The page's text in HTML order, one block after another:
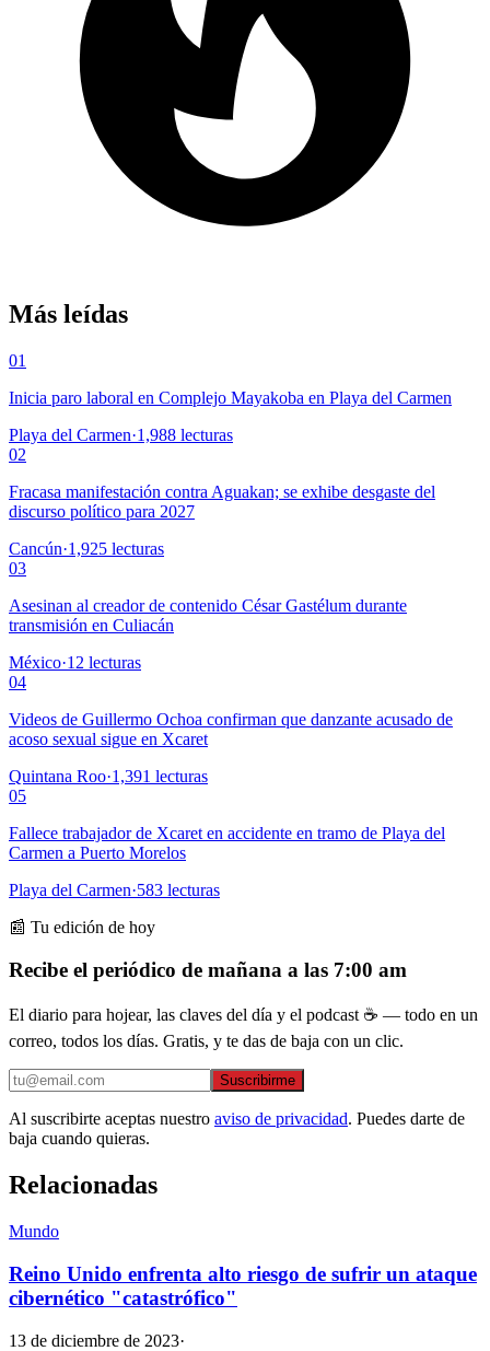
Más leídas
01
Inicia paro laboral en Complejo Mayakoba en Playa del Carmen
Playa del Carmen·1,988 lecturas
02
Fracasa manifestación contra Aguakan; se exhibe desgaste del
discurso político para 2027
Cancún·1,925 lecturas
03
Asesinan al creador de contenido César Gastélum durante
transmisión en Culiacán
México·12 lecturas
04
Videos de Guillermo Ochoa confirman que danzante acusado de
acoso sexual sigue en Xcaret
Quintana Roo·1,391 lecturas
05
Fallece trabajador de Xcaret en accidente en tramo de Playa del
Carmen a Puerto Morelos
Playa del Carmen·583 lecturas
📰 Tu edición de hoy
Recibe el periódico de mañana a las 7:00 am
El diario para hojear, las claves del día y el podcast ☕ — todo en un
correo, todos los días. Gratis, y te das de baja con un clic.
Suscribirme
Al suscribirte aceptas nuestro aviso de privacidad. Puedes darte de
baja cuando quieras.
Relacionadas
Mundo
Reino Unido enfrenta alto riesgo de sufrir un ataque
cibernético "catastrófico"
13 de diciembre de 2023·